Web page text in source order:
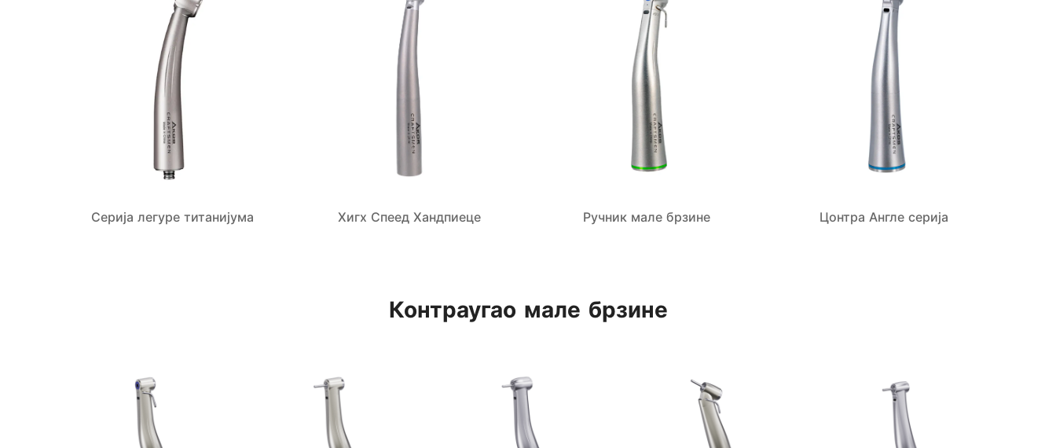
Серија легуре титанијума Хигх Спеед Хандпиеце Ручник мале брзине Цонтра Англе серија
Контраугао мале брзине